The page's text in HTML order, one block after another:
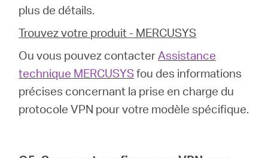
plus de détails.
Trouvez votre produit - MERCUSYS
Ou vous pouvez contacterAssistance
technique MERCUSYSfou des informations
précises concernant la prise en charge du
protocole VPN pour votre modèle spécifique.